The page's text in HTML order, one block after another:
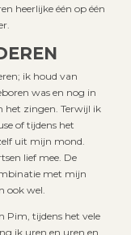
heerlijke één op één
ik houd van
was en nog in
het zingen. Terwijl ik
of tijdens het
uit mijn mond.
lief mee. De
met mijn
ook wel.
Pim, tijdens het vele
ik uren en uren en